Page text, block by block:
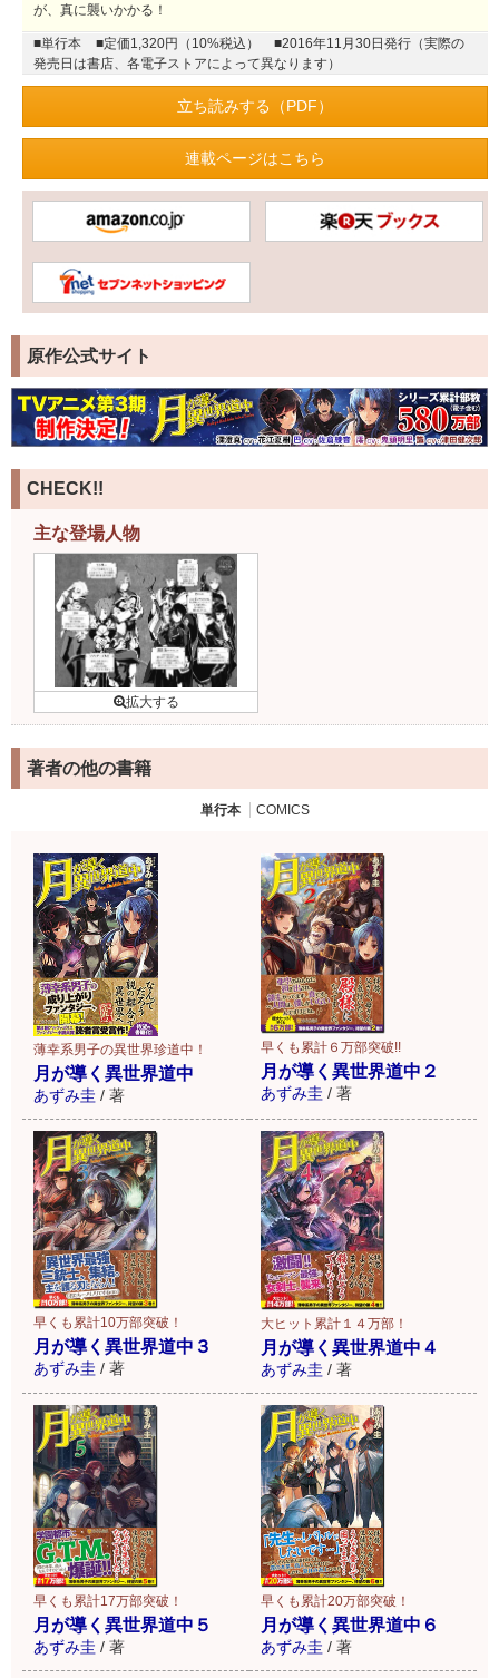
が、真に襲いかかる！
■単行本 ■定価1,320円（10%税込）
■2016年11月30日発行（実際の
発売日は書店、各電子ストアによって異なります）
立ち読みする（PDF）
連載ページはこちら
原作公式サイト
CHECK!!
主な登場人物
著者の他の書籍
単行本 COMICS
薄幸系男子の異世界珍道中！
月が導く異世界道中
あずみ圭 / 著
早くも累計６万部突破!!
月が導く異世界道中２
あずみ圭 / 著
早くも累計10万部突破！
月が導く異世界道中３
あずみ圭 / 著
大ヒット累計１４万部！
月が導く異世界道中４
あずみ圭 / 著
早くも累計17万部突破！
月が導く異世界道中５
あずみ圭 / 著
早くも累計20万部突破！
月が導く異世界道中６
あずみ圭 / 著